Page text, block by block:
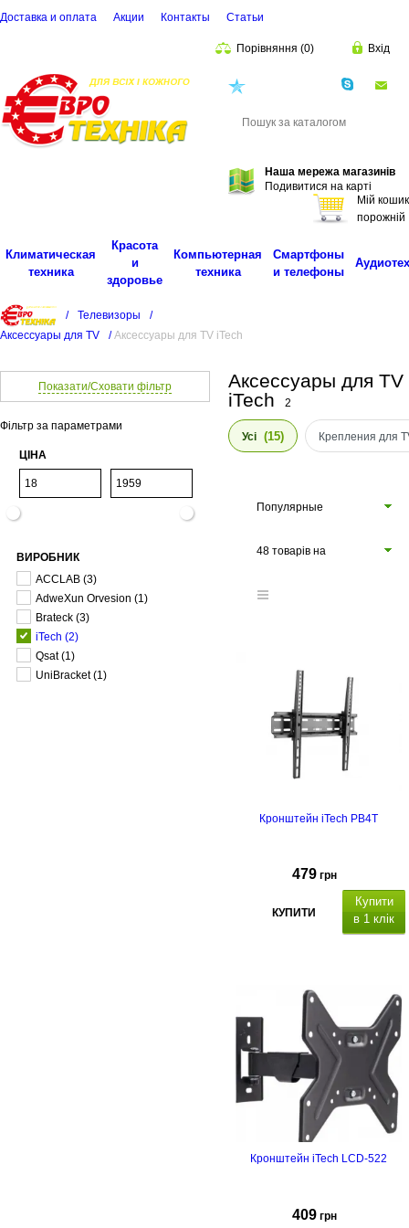
Доставка и оплата Акции Контакты Cтатьи
Порівняння (0) Вхід
Наша мережа магазинів
Подивитися на карті
Мій кошик
порожній
Климатическая
техника
Красота
и
здоровье
Компьютерная
техника
Смартфоны
и телефоны
/ Телевизоры
/
Аксессуары для TV
/ Аксессуары для TV iTech
Показати/Сховати фільтр
Фільтр за параметрами
ЦІНА
ВИРОБНИК
ACCLAB (3)
AdweXun Orvesion (1)
Brateck (3)
iTech (2)
Qsat (1)
UniBracket (1)
Аксессуары для TV
iTech
2
Усі (15) Крепления для
Популярные
48 товарів на
Кронштейн iTech PB4T
479 грн
КУПИТИ
Купити
в 1 клік
Кронштейн iTech LCD-522
409 грн